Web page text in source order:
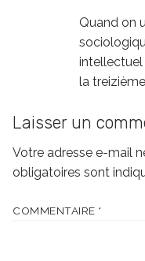
Quand on
intellectuel
la
Laisser un
Votre adresse e-mail
obligatoires sont
COMMENTAIRE *